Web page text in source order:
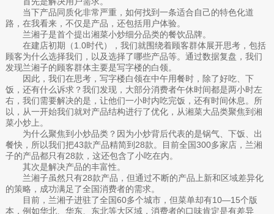
当下产品同质化非常严重，如何找到一条适合自己的特色化道
路，在我看来，不仅是产品，还包括用户体验。
兰湘子是首个提出湘菜小炒细分品类的餐饮品牌。
在建店初期（1.0时代），我们就围绕着顾客群体展开思考，包括
顾客为什么选择我们，以及选择了哪些产品等。通过数据复盘，我们
发现兰湘子的顾客群体主要是写字楼的白领。
因此，我们在思考，写字楼白领在中午用餐时，除了好吃、下
饭，还有什么诉求？我们发现，大部分消费者午休时间都是两小时左
右，我们需要解决的是，让他们一小时内吃完饭，还有时间休息。所
以，从一开始我们就对产品结构进行了优化，从湘菜大品类聚焦到湘
菜小炒上。
为什么聚焦到小炒品类？因为小炒背后代表的是锅气、下饭、出
餐快，所以我们把43款产品精简到28款。目前全国300多家店，兰湘
子的产品都只有28款，这还包含了小吃在内。
其次是解决产品的丰富性。
兰湘子虽然只有28款产品，但通过不断的产品上新和区域差异化
的策略，成功满足了全国消费者的需求。
目前，兰湘子进驻了全国60多个城市，但菜单却有10—15个版
本，例如华北、华东、东北等大区域，消费者的口味肯定是有差异